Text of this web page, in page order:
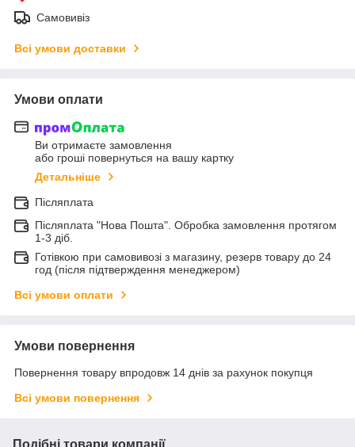
Самовивіз
Всі умови доставки
Умови оплати
Ви отримаєте замовлення
або гроші повернуться на вашу картку
Детальніше
Післяплата
Післяплата "Нова Пошта". Обробка замовлення протягом
1-3 діб.
Готівкою при самовивозі з магазину, резерв товару до 24
год (після підтверждення менеджером)
Всі умови оплати
Умови повернення
Повернення товару впродовж 14 днів за рахунок покупця
Всі умови повернення